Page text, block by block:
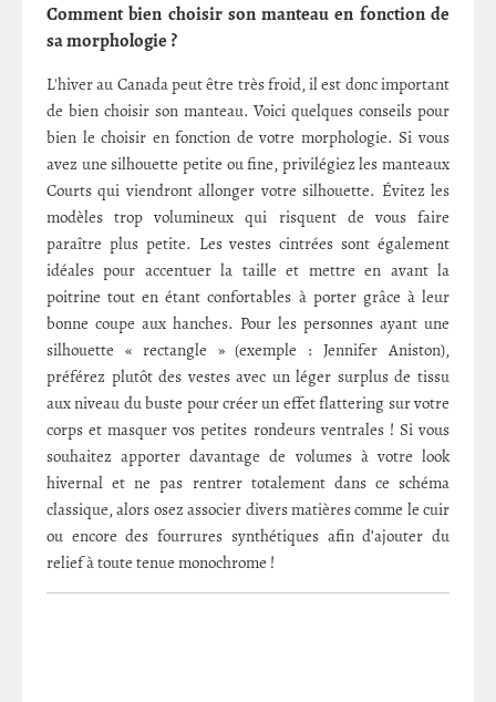
Comment bien choisir son manteau en fonction de
sa morphologie ?
L'hiver au Canada peut être très froid, il est donc important
de bien choisir son manteau. Voici quelques conseils pour
bien le choisir en fonction de votre morphologie. Si vous
avez une silhouette petite ou fine, privilégiez les manteaux
Courts qui viendront allonger votre silhouette. Évitez les
modèles trop volumineux qui risquent de vous faire
paraître plus petite. Les vestes cintrées sont également
idéales pour accentuer la taille et mettre en avant la
poitrine tout en étant confortables à porter grâce à leur
bonne coupe aux hanches. Pour les personnes ayant une
silhouette « rectangle » (exemple : Jennifer Aniston),
préférez plutôt des vestes avec un léger surplus de tissu
aux niveau du buste pour créer un effet flattering sur votre
corps et masquer vos petites rondeurs ventrales ! Si vous
souhaitez apporter davantage de volumes à votre look
hivernal et ne pas rentrer totalement dans ce schéma
classique, alors osez associer divers matières comme le cuir
ou encore des fourrures synthétiques afin d’ajouter du
relief à toute tenue monochrome !